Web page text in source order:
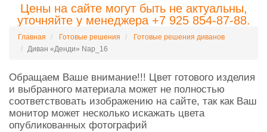
Цены на сайте могут быть не актуальны,
уточняйте у менеджера +7 925 854-87-88.
Главная Готовые решения
Готовые решения диванов
Диван «Денди» Nap_16
Обращаем Ваше внимание!!! Цвет готового изделия
и выбранного материала может не полностью
соответствовать изображению на сайте, так как Ваш
монитор может несколько искажать цвета
опубликованных фотографий